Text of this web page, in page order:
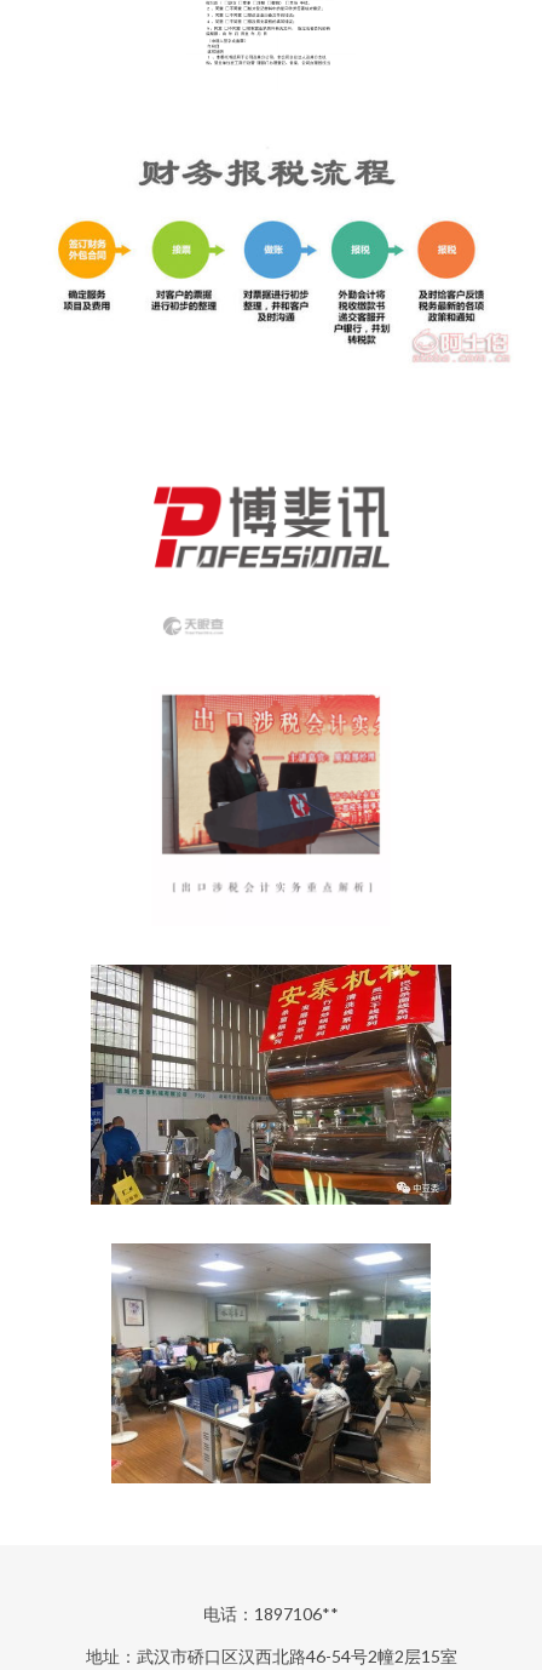
电话：1897106**
地址：武汉市硚口区汉西北路46-54号2幢2层15室